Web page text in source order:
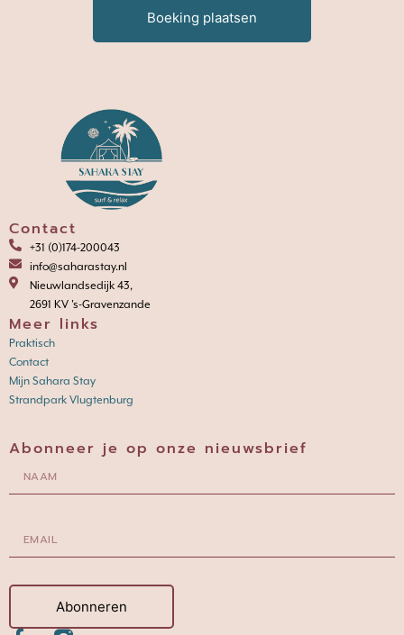
Boeking plaatsen
Contact
+31 (0)174-200043
info@saharastay.nl
Nieuwlandsedijk 43,
2691 KV 's-Gravenzande
Meer links
Praktisch
Contact
Mijn Sahara Stay
Strandpark Vlugtenburg
Abonneer je op onze nieuwsbrief
Abonneren